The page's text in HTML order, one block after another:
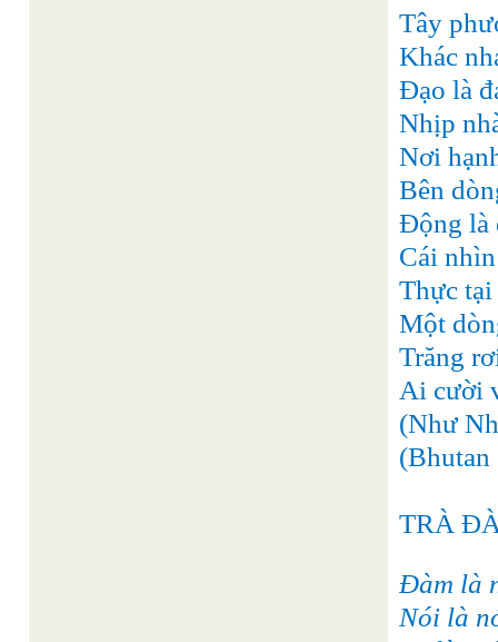
Tây
Khác
Đạo là
Nhịp
Nơi
Bên
Động là
Cái
Thực
Một
Trăng
Ai cười
(Như
(Bhutan
TRÀ
Đàm là
Nói là